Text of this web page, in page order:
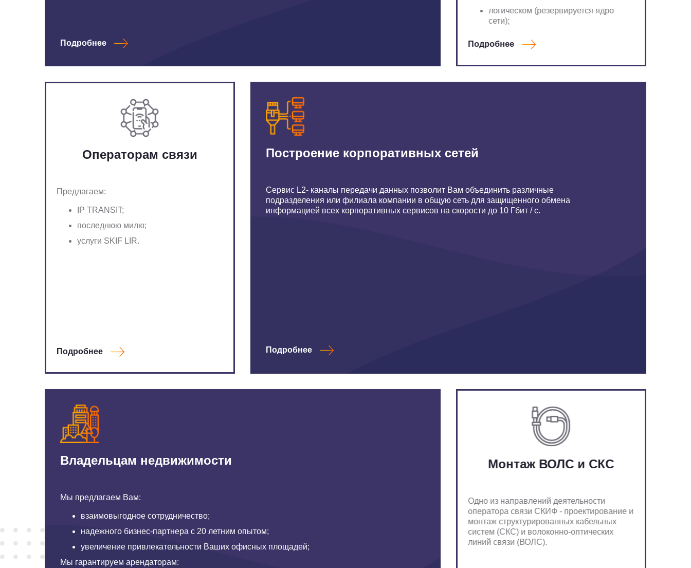
Подробнее
логическом (резервируется ядро
сети);
Подробнее
Операторам связи
Предлагаем:
IP TRANSIT;
последнюю милю;
услуги SKIF LIR.
Подробнее
Построение корпоративных сетей
Сервис L2- каналы передачи данных позволит Вам объединить различные
подразделения или филиала компании в общую сеть для защищенного обмена
информацией всех корпоративных сервисов на скорости до 10 Гбит / с.
Подробнее
Владельцам недвижимости
Мы предлагаем Вам:
взаимовыгодное сотрудничество;
надежного бизнес-партнера с 20 летним опытом;
увеличение привлекательности Ваших офисных площадей;
Мы гарантируем арендаторам:
Монтаж ВОЛС и СКС
Одно из направлений деятельности
оператора связи СКИФ - проектирование и
монтаж структурированных кабельных
систем (СКС) и волоконно-оптических
линий связи (ВОЛС).